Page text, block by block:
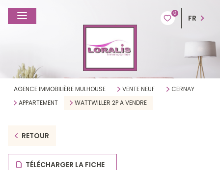
0
FR
AGENCE IMMOBILIÈRE MULHOUSE VENTE NEUF
CERNAY
APPARTEMENT
WATTWILLER 2P A VENDRE
RETOUR
TÉLÉCHARGER LA FICHE